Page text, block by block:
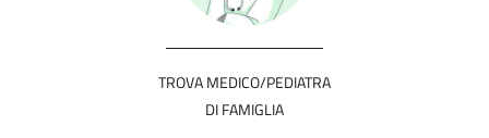
TROVA MEDICO/PEDIATRA
DI FAMIGLIA